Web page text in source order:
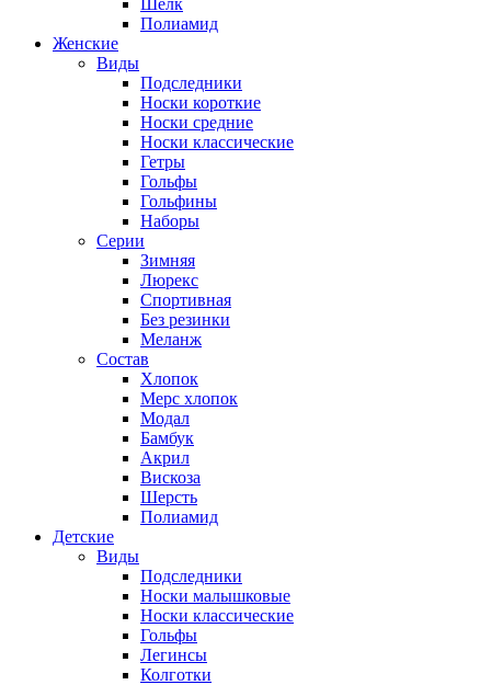
Полиамид
Женские
Виды
Подследники
Носки короткие
Носки средние
Носки классические
Гетры
Гольфы
Гольфины
Наборы
Серии
Зимняя
Люрекс
Спортивная
Без резинки
Меланж
Состав
Хлопок
Мерс хлопок
Модал
Бамбук
Акрил
Вискоза
Шерсть
Полиамид
Детские
Виды
Подследники
Носки малышковые
Носки классические
Гольфы
Легинсы
Колготки